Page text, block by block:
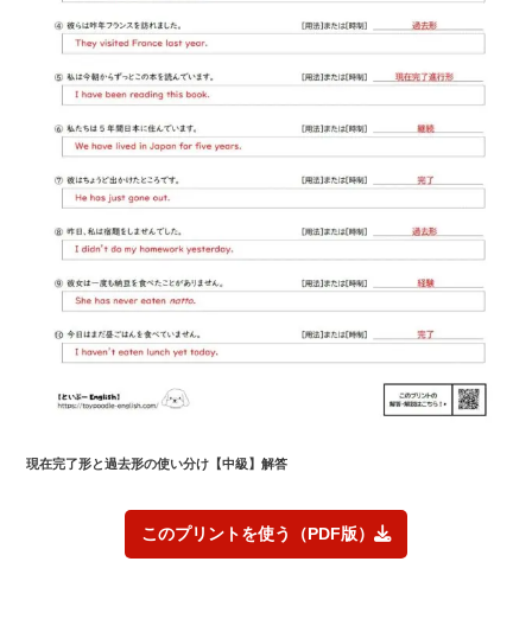
現在完了形と過去形の使い分け 【中級】解答
このプリントを使う（PDF版）